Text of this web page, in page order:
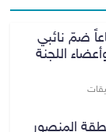
ضمّ نائبي
اللجنة
المنصور